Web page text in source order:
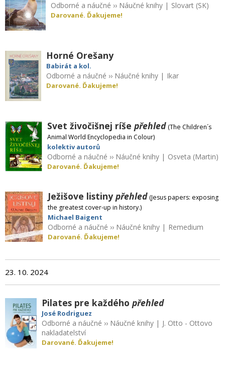
Odborné a náučné ›› Náučné knihy| Slovart (SK)
Darované. Ďakujeme!
Horné Orešany
Babirát a kol.
Odborné a náučné ›› Náučné knihy| Ikar
Darované. Ďakujeme!
Svet živočišnej ríše přehled (The Children´s
Animal World Encyclopedia in Colour)
kolektiv autorů
Odborné a náučné ›› Náučné knihy| Osveta (Martin)
Darované. Ďakujeme!
Ježišove listinypřehled (Jesus papers: exposing
the greatest cover-up in history.)
Michael Baigent
Odborné a náučné ›› Náučné knihy| Remedium
Darované. Ďakujeme!
23. 10. 2024
Pilates pre každéhopřehled
José Rodriguez
Odborné a náučné ›› Náučné knihy | J. Otto - Ottovo
nakladatelství
Darované. Ďakujeme!